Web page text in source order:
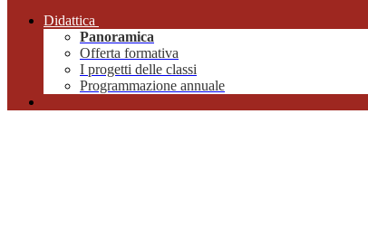
Didattica
Panoramica
Offerta formativa
I progetti delle classi
Programmazione annuale